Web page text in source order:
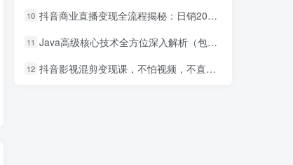
10 抖音商业直播变现全流程揭秘：日销20000单20天创收688万（含无人直播教程）
11 Java高级核心技术全方位深入解析（包含项目实战+就业指导）视频教程
12 抖音影视混剪变现课，不怕视频，不直播，不卖货，月入3W的变现方式（附素材